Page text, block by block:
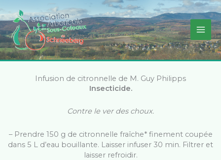
au
contenu
Infusion de citronnelle de M. Guy Philipps
Insecticide.
Contre le ver des choux.
– Prendre 150 g de citronnelle fraîche* finement coupée
dans 5 L d’eau bouillante. Laisser infuser 30 min. Filtrer et
laisser refroidir.